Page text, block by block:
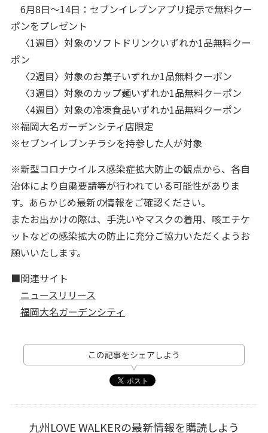
6月8日〜14日：セブンイレブンアプリ提示で無料クー
ポンをプレゼント
〈1週目〉対象のソフトドリンクいずれか1品無料クー
ポン
〈2週目〉対象のお菓子いずれか1品無料クーポン
〈3週目〉対象のカップ麺いずれか1品無料クーポン
〈4週目〉対象の冷凍食品いずれか1品無料クーポン
※福岡大名ガーデンシティ店限定
※セブンイレブンチラシを持参した人が対象
※新型コロナウイルス感染症拡大防止の観点から、各自
治体により自粛要請等が行われている可能性がありま
す。あらかじめ最新の情報をご確認ください。
またお出かけの際は、手洗いやマスクの着用、咳エチケ
ットなどの感染拡大の防止に充分ご協力いただくようお
願いいたします。
■関連サイト
ニュースリリース
福岡大名ガーデンシティ
この記事をシェアしよう
九州LOVE WALKERの最新情報を購読しよう